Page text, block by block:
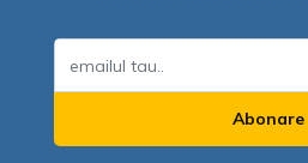
Abonare